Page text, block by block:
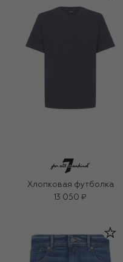
Хлопковая футболка
13 050 ₽